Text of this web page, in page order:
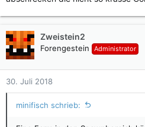
Zweistein2
Forengestein Administrator
30. Juli 2018
minifisch schrieb: